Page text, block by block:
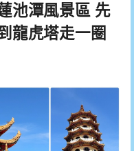
池潭風景區 先
龍虎塔走一圈